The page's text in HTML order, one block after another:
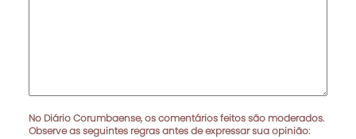
No Diário Corumbaense, os comentários feitos são moderados.
Observe as seguintes regras antes de expressar sua opinião: